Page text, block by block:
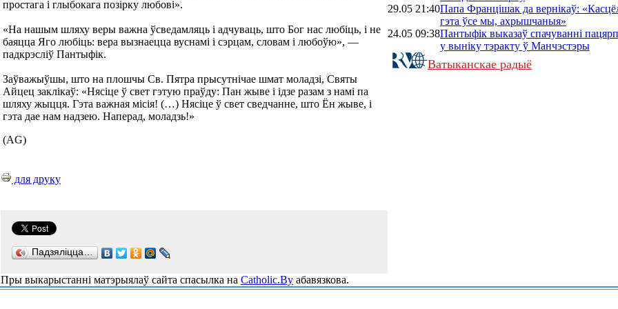
простага і глыбокага позірку любові».
«На нашым шляху веры важна ўсведамляць і адчуваць, што Бог нас любіць, і не
баяцца Яго любіць: вера вызнаецца вуснамі і сэрцам, словам і любоўю», —
падкрэсліў Пантыфік.
Заўважыўшы, што на плошчы Св. Пятра прысутнічае шмат моладзі, Святы
Айцец заклікаў: «Нясіце ў свет гэтую праўду: Пан жыве і ідзе разам з намі па
шляху жыцця. Гэта важная місія! (…) Нясіце ў свет сведчанне, што Ён жыве, і
гэта дае нам надзею. Наперад, моладзь!»
(AG)
для друку
Падзяліцца…
Пры выкарыстанні матэрыялаў сайта спасылка на Catholic.By абавязкова.
29.05 21:40Папа Францішак да вернікаў:
гэта ўсе мы, ахрышчаныя»
24.05 09:38Пантыфік выказаў спачуванні
у выніку тэракту ў Манчэстэры
Ватыканскае радыё